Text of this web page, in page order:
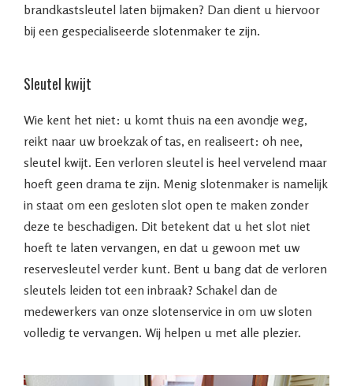
brandkastsleutel laten bijmaken? Dan dient u hiervoor
bij een gespecialiseerde slotenmaker te zijn.
Sleutel kwijt
Wie kent het niet: u komt thuis na een avondje weg,
reikt naar uw broekzak of tas, en realiseert: oh nee,
sleutel kwijt. Een verloren sleutel is heel vervelend maar
hoeft geen drama te zijn. Menig slotenmaker is namelijk
in staat om een gesloten slot open te maken zonder
deze te beschadigen. Dit betekent dat u het slot niet
hoeft te laten vervangen, en dat u gewoon met uw
reservesleutel verder kunt. Bent u bang dat de verloren
sleutels leiden tot een inbraak? Schakel dan de
medewerkers van onze slotenservice in om uw sloten
volledig te vervangen. Wij helpen u met alle plezier.